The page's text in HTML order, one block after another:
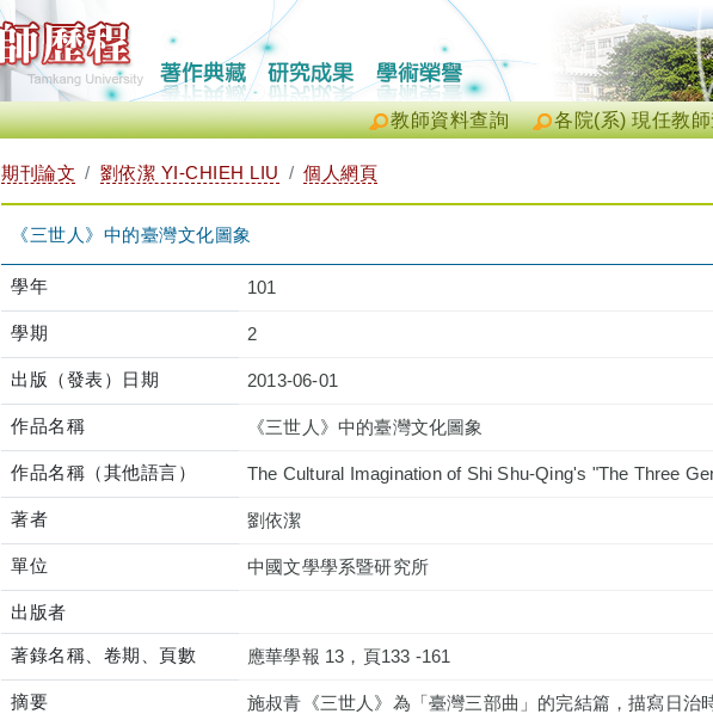
各院(系) 現任教
教師資料查詢
期刊論文 劉依潔 YI-CHIEH LIU 個人網頁
《三世人》中的臺灣文化圖象
學年 101
學期 2
出版（發表）日期 2013-06-01
作品名稱 《三世人》中的臺灣文化圖象
作品名稱（其他語言） The Cultural Imagination of Shi Shu-Qing's "The Three
著者 劉依潔
單位 中國文學學系暨研究所
出版者
著錄名稱、卷期、頁數 應華學報 13，頁133 -161
摘要
施叔青《三世人》為「臺灣三部曲」的完結篇，描寫日治